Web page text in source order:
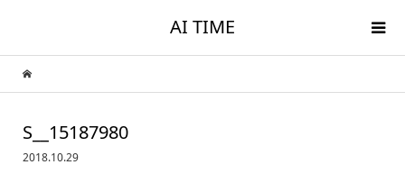
AI TIME
S__15187980
2018.10.29